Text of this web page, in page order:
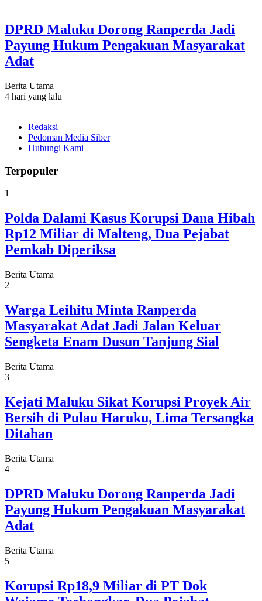
DPRD Maluku Dorong Ranperda Jadi
Payung Hukum Pengakuan Masyarakat
Adat
Berita Utama
4 hari yang lalu
Redaksi
Pedoman Media Siber
Hubungi Kami
Terpopuler
1
Polda Dalami Kasus Korupsi Dana Hibah
Rp12 Miliar di Malteng, Dua Pejabat
Pemkab Diperiksa
Berita Utama
2
Warga Leihitu Minta Ranperda
Masyarakat Adat Jadi Jalan Keluar
Sengketa Enam Dusun Tanjung Sial
Berita Utama
3
Kejati Maluku Sikat Korupsi Proyek Air
Bersih di Pulau Haruku, Lima Tersangka
Ditahan
Berita Utama
4
DPRD Maluku Dorong Ranperda Jadi
Payung Hukum Pengakuan Masyarakat
Adat
Berita Utama
5
Korupsi Rp18,9 Miliar di PT Dok